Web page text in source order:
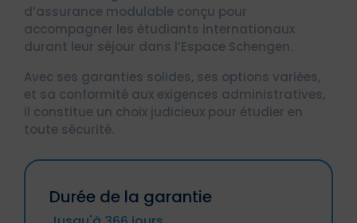
d’assurance modulable conçu pour
accompagner les étudiants internationaux
durant leur séjour dans l’Espace Schengen.
Avec ses garanties solides, ses options variées,
et sa conformité aux exigences administratives,
il constitue un choix judicieux pour étudier en
toute sécurité.
Durée de la garantie